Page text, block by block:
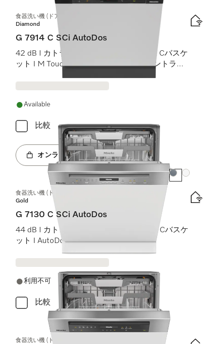
食器洗い機 (ドア材取付専用タイプ)
Diamond
G 7914 C SCi AutoDos
42 dB I カトラリートレイ I MaxiComfort Cバスケ
ット I M Touch I BrilliantLight (ブリリアントライ
Available
比較
オンラインショップへ
カラー:カラー:
食器洗い機 (ドア材取付専用タイプ)
Gold
G 7130 C SCi AutoDos
44 dB I カトラリートレイ I ExtraComfort Cバスケ
ット I AutoDos I Miele@home
利用不可
比較
食器洗い機 (ドア材取付専用タイプ)